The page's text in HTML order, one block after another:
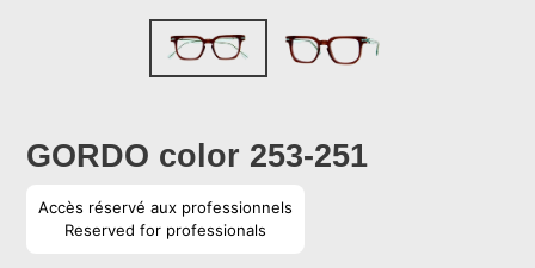
GORDO color 253-251
Prix
normal
Accès réservé aux professionnels
Reserved for professionals